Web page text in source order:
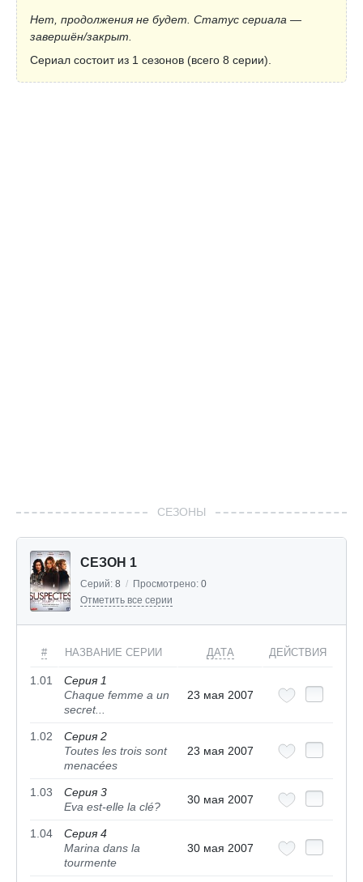
Нет, продолжения не будет. Статус сериала —
завершён/закрыт.
Сериал состоит из 1 сезонов (всего 8 серии).
СЕЗОНЫ
СЕЗОН 1
Серий: 8 / Просмотрено: 0
Отметить все серии
# НАЗВАНИЕ СЕРИИ ДАТА ДЕЙСТВИЯ
1.01
Серия 1
Chaque femme a un
secret...
23 мая 2007
1.02
Серия 2
Toutes les trois sont
menacées
23 мая 2007
1.03
Серия 3
Eva est-elle la clé?
30 мая 2007
1.04
Серия 4
Marina dans la
tourmente
30 мая 2007